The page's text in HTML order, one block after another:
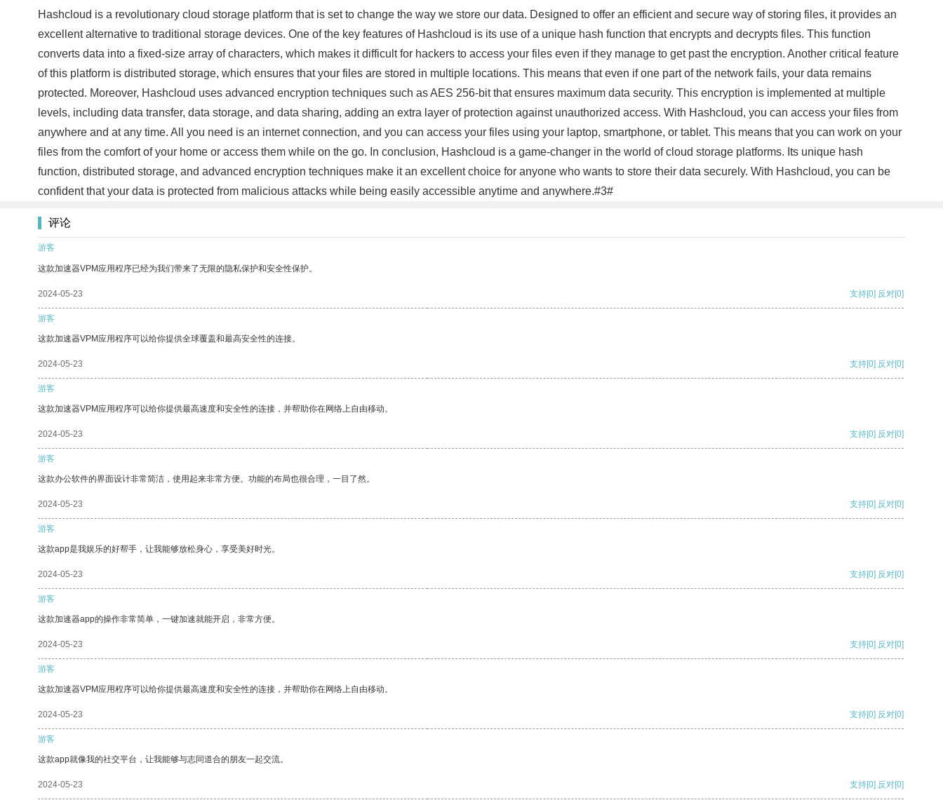
Hashcloud is a revolutionary cloud storage platform that is set to change the way we store our data. Designed to offer an efficient and secure way of storing files, it provides an
excellent alternative to traditional storage devices. One of the key features of Hashcloud is its use of a unique hash function that encrypts and decrypts files. This function
converts data into a fixed-size array of characters, which makes it difficult for hackers to access your files even if they manage to get past the encryption. Another critical feature
of this platform is distributed storage, which ensures that your files are stored in multiple locations. This means that even if one part of the network fails, your data remains
protected. Moreover, Hashcloud uses advanced encryption techniques such as AES 256-bit that ensures maximum data security. This encryption is implemented at multiple
levels, including data transfer, data storage, and data sharing, adding an extra layer of protection against unauthorized access. With Hashcloud, you can access your files from
anywhere and at any time. All you need is an internet connection, and you can access your files using your laptop, smartphone, or tablet. This means that you can work on your
files from the comfort of your home or access them while on the go. In conclusion, Hashcloud is a game-changer in the world of cloud storage platforms. Its unique hash
function, distributed storage, and advanced encryption techniques make it an excellent choice for anyone who wants to store their data securely. With Hashcloud, you can be
confident that your data is protected from malicious attacks while being easily accessible anytime and anywhere.#3#
评论
游客
这款加速器VPM应用程序已经为我们带来了无限的隐私保护和安全性保护。
2024-05-23 支持[0] 反对[0]
游客
这款加速器VPM应用程序可以给你提供全球覆盖和最高安全性的连接。
2024-05-23 支持[0] 反对[0]
游客
这款加速器VPM应用程序可以给你提供最高速度和安全性的连接，并帮助你在网络上自由移动。
2024-05-23 支持[0] 反对[0]
游客
这款办公软件的界面设计非常简洁，使用起来非常方便。功能的布局也很合理，一目了然。
2024-05-23 支持[0] 反对[0]
游客
这款app是我娱乐的好帮手，让我能够放松身心，享受美好时光。
2024-05-23 支持[0] 反对[0]
游客
这款加速器app的操作非常简单，一键加速就能开启，非常方便。
2024-05-23 支持[0] 反对[0]
游客
这款加速器VPM应用程序可以给你提供最高速度和安全性的连接，并帮助你在网络上自由移动。
2024-05-23 支持[0] 反对[0]
游客
这款app就像我的社交平台，让我能够与志同道合的朋友一起交流。
2024-05-23 支持[0] 反对[0]